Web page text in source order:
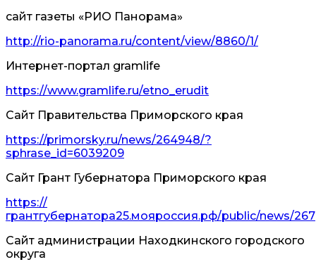
сайт газеты «РИО Панорама»
http://rio-panorama.ru/content/view/8860/1/
Интернет-портал gramlife
https://www.gramlife.ru/etno_erudit
Сайт Правительства Приморского края
https://primorsky.ru/news/264948/?
sphrase_id=6039209
Сайт Грант Губернатора Приморского края
https://
грантгубернатора25.мояроссия.рф/public/news/267
Сайт администрации Находкинского городского
округа